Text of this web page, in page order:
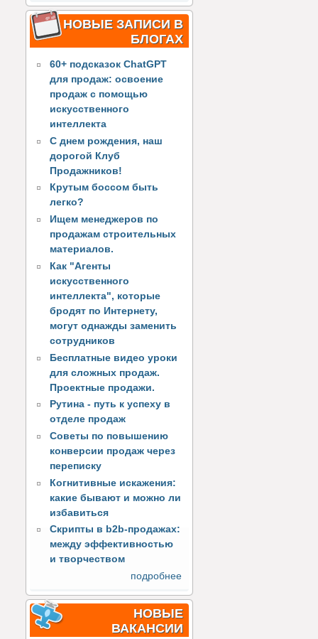
НОВЫЕ ЗАПИСИ В
БЛОГАХ
60+ подсказок ChatGPT
для продаж: освоение
продаж с помощью
искусственного
интеллекта
С днем рождения, наш
дорогой Клуб
Продажников!
Крутым боссом быть
легко?
Ищем менеджеров по
продажам строительных
материалов.
Как "Агенты
искусственного
интеллекта", которые
бродят по Интернету,
могут однажды заменить
сотрудников
Бесплатные видео уроки
для сложных продаж.
Проектные продажи.
Рутина - путь к успеху в
отделе продаж
Советы по повышению
конверсии продаж через
переписку
Когнитивные искажения:
какие бывают и можно ли
избавиться
Скрипты в b2b-продажах:
между эффективностью
и творчеством
подробнее
НОВЫЕ
ВАКАНСИИ